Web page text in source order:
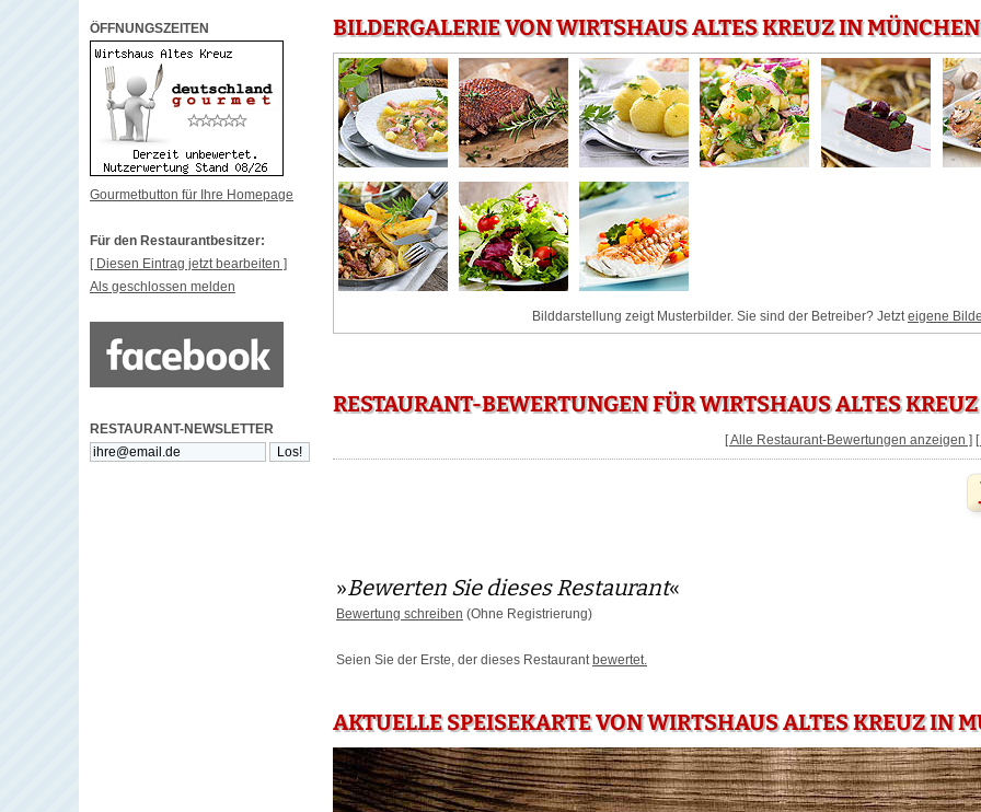
ÖFFNUNGSZEITEN
Gourmetbutton für Ihre Homepage
Für den Restaurantbesitzer:
[ Diesen Eintrag jetzt bearbeiten ]
Als geschlossen melden
RESTAURANT-NEWSLETTER
BILDERGALERIE VON WIRTSHAUS ALTES KREUZ IN MÜNCHEN
Bilddarstellung zeigt Musterbilder. Sie sind der Betreiber? Jetzteigene
RESTAURANT-BEWERTUNGEN FÜR WIRTSHAUS ALTES
[ Alle Restaurant-Bewertungen anzeigen ]
»Bewerten Sie dieses Restaurant«
Bewertung schreiben (Ohne Registrierung)
Seien Sie der Erste, der dieses Restaurant bewertet.
AKTUELLE SPEISEKARTE VON WIRTSHAUS ALTES KREUZ IN